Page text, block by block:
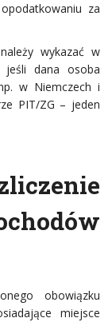
za
wykazać w
jeśli dana osoba
w Niemczech i
PIT/ZG – jeden
obowiązku
miejsce